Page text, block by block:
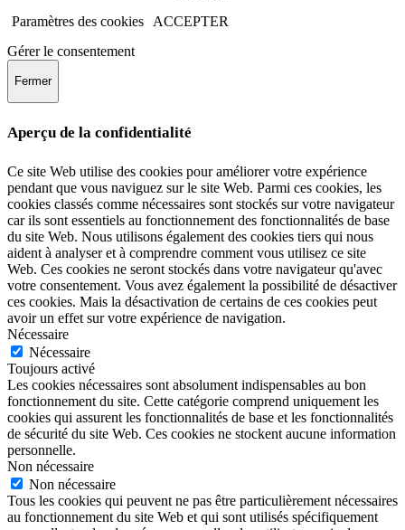
Paramètres des cookies
ACCEPTER
Gérer le consentement
Fermer
Aperçu de la confidentialité
Ce site Web utilise des cookies pour améliorer votre expérience
pendant que vous naviguez sur le site Web. Parmi ces cookies, les
cookies classés comme nécessaires sont stockés sur votre navigateur
car ils sont essentiels au fonctionnement des fonctionnalités de base
du site Web. Nous utilisons également des cookies tiers qui nous
aident à analyser et à comprendre comment vous utilisez ce site
Web. Ces cookies ne seront stockés dans votre navigateur qu'avec
votre consentement. Vous avez également la possibilité de désactiver
ces cookies. Mais la désactivation de certains de ces cookies peut
avoir un effet sur votre expérience de navigation.
Nécessaire
Nécessaire
Toujours activé
Les cookies nécessaires sont absolument indispensables au bon
fonctionnement du site. Cette catégorie comprend uniquement les
cookies qui assurent les fonctionnalités de base et les fonctionnalités
de sécurité du site Web. Ces cookies ne stockent aucune information
personnelle.
Non nécessaire
Non nécessaire
Tous les cookies qui peuvent ne pas être particulièrement nécessaires
au fonctionnement du site Web et qui sont utilisés spécifiquement